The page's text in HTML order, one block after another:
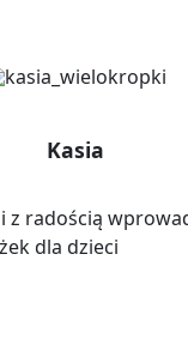
Kasia
i z radością
dla dzieci